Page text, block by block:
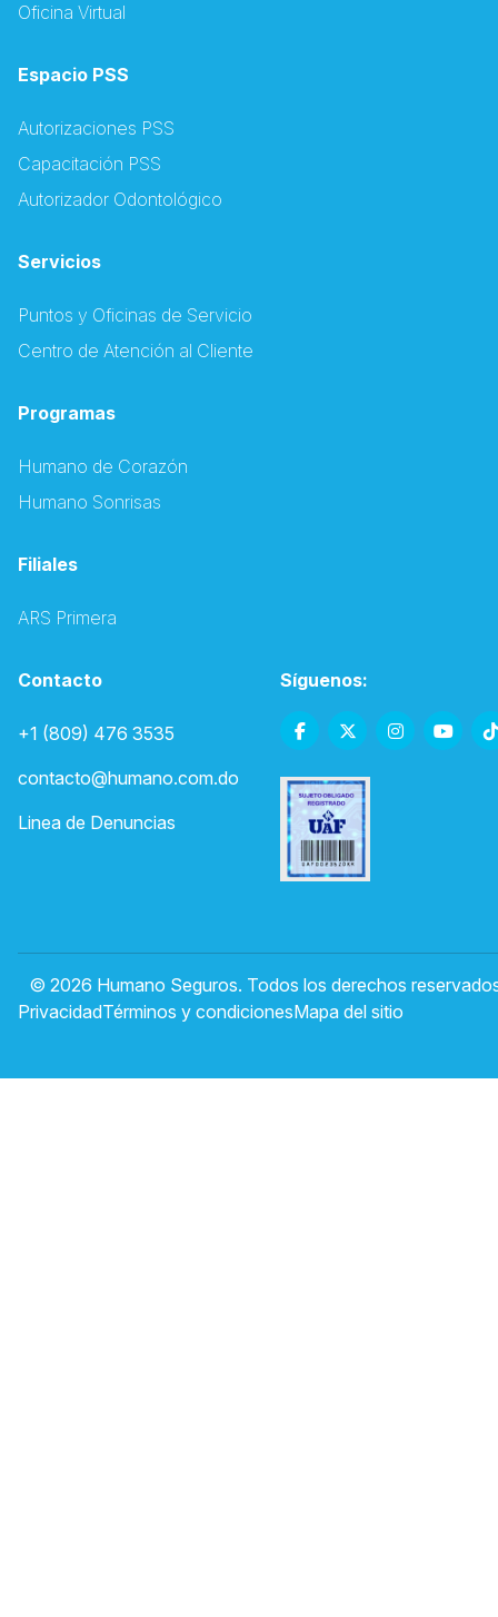
Oficina Virtual
Espacio PSS
Autorizaciones PSS
Capacitación PSS
Autorizador Odontológico
Servicios
Puntos y Oficinas de Servicio
Centro de Atención al Cliente
Programas
Humano de Corazón
Humano Sonrisas
Filiales
ARS Primera
Contacto
+1 (809) 476 3535
contacto@humano.com.do
Linea de Denuncias
Síguenos:
© 2026 Humano Seguros. Todos los derechos
PrivacidadTérminos y condicionesMapa del sitio